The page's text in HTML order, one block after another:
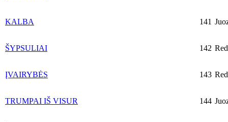
KALBA 141
ŠYPSULIAI 142
ĮVAIRYBĖS 143 Red
TRUMPAI IŠ VISUR 144